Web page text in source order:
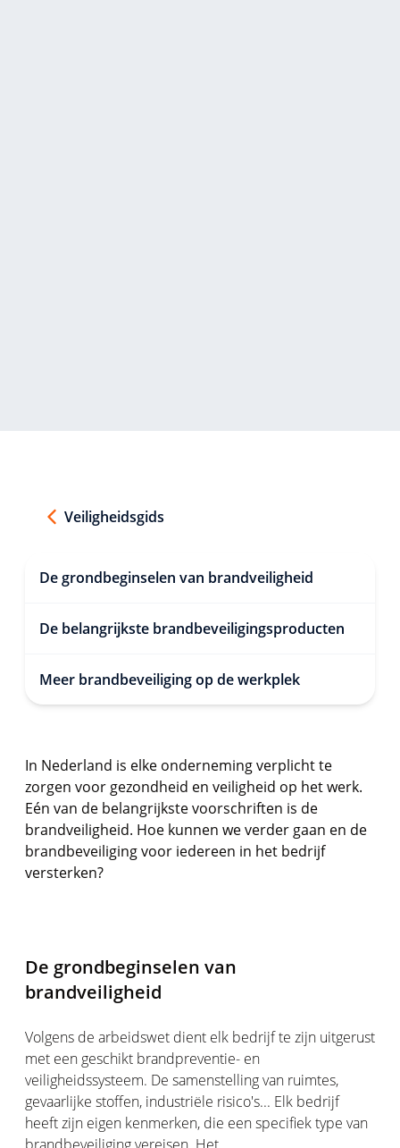
Veiligheidsgids
De grondbeginselen van brandveiligheid
De belangrijkste brandbeveiligingsproducten
Meer brandbeveiliging op de werkplek
In Nederland is elke onderneming verplicht te
zorgen voor gezondheid en veiligheid op het werk.
Eén van de belangrijkste voorschriften is de
brandveiligheid. Hoe kunnen we verder gaan en de
brandbeveiliging voor iedereen in het bedrijf
versterken?
De grondbeginselen van
brandveiligheid
Volgens de arbeidswet dient elk bedrijf te zijn uitgerust
met een geschikt brandpreventie- en
veiligheidssysteem. De samenstelling van ruimtes,
gevaarlijke stoffen, industriële risico's... Elk bedrijf
heeft zijn eigen kenmerken, die een specifiek type van
brandbeveiliging vereisen. Het